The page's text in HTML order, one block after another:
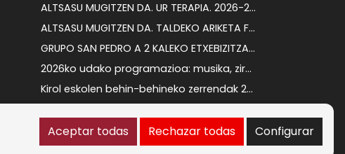
ALTSASU MUGITZEN DA. UR TERAPIA. 2026-2027 IKASTURTEA
ALTSASU MUGITZEN DA. TALDEKO ARIKETA FISIKOA 2026-2027 IKASTURTEA
GRUPO SAN PEDRO A 2 KALEKO ETXEBIZITZAREN ENKANTEA
2026ko udako programazioa: musika, zirkua eta kultura kalean gozatzeko
Kirol eskolen behin-behineko zerrendak 2026-2027
Informazioaren segurtasun-politika
Aceptar todas Rechazar todas Configurar